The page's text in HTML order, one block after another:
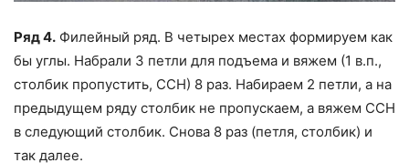
Ряд 4. Филейный ряд. В четырех местах формируем как
бы углы. Набрали 3 петли для подъема и вяжем (1 в.п.,
столбик пропустить, ССН) 8 раз. Набираем 2 петли, а на
предыдущем ряду столбик не пропускаем, а вяжем ССН
в следующий столбик. Снова 8 раз (петля, столбик) и
так далее.